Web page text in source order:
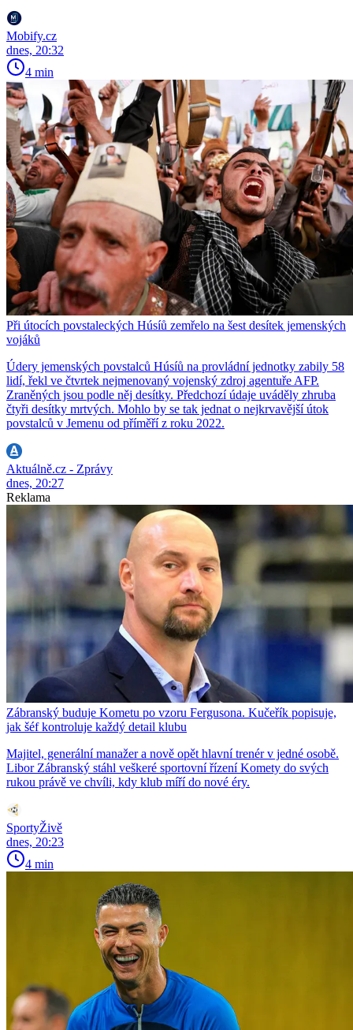
Mobify.cz
dnes, 20:32
4 min
Při útocích povstaleckých Húsíů zemřelo na šest desítek jemenských
vojáků
Údery jemenských povstalců Húsíů na provládní jednotky zabily 58
lidí, řekl ve čtvrtek nejmenovaný vojenský zdroj agentuře AFP.
Zraněných jsou podle něj desítky. Předchozí údaje uváděly zhruba
čtyři desítky mrtvých. Mohlo by se tak jednat o nejkrvavější útok
povstalců v Jemenu od příměří z roku 2022.
Aktuálně.cz - Zprávy
dnes, 20:27
Reklama
Zábranský buduje Kometu po vzoru Fergusona. Kučeřík popisuje,
jak šéf kontroluje každý detail klubu
Majitel, generální manažer a nově opět hlavní trenér v jedné osobě.
Libor Zábranský stáhl veškeré sportovní řízení Komety do svých
rukou právě ve chvíli, kdy klub míří do nové éry.
SportyŽivě
dnes, 20:23
4 min